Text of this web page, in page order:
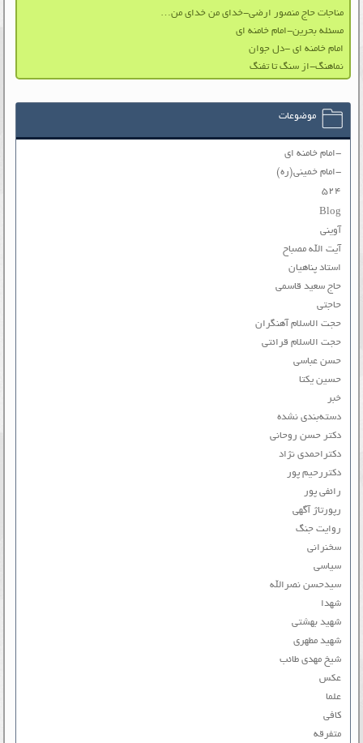
مناجات حاج منصور ارضی-خدای من خدای من…
مسئله بحرین-امام خامنه ای
امام خامنه ای -دل جوان
نماهنگ-از سنگ تا تفنگ
موضوعات
-امام خامنه ای
-امام خمینی(ره)
۵۲۴
Blog
آوینی
آیت الله مصباح
استاد پناهیان
حاج سعید قاسمی
حاجتی
حجت الاسلام آهنگران
حجت الاسلام قرائتی
حسن عباسی
حسین یکتا
خبر
دسته‌بندی نشده
دکتر حسن روحانی
دکتراحمدی نژاد
دکتررحیم پور
رائفی پور
رپورتاژ آگهی
روایت جنگ
سخنرانی
سیاسی
سیدحسن نصرالله
شهدا
شهید بهشتی
شهید مطهری
شیخ مهدی طائب
عکس
علما
کافی
متفرقه